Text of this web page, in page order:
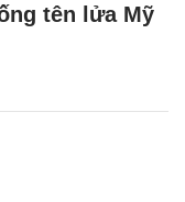
tên lửa Mỹ